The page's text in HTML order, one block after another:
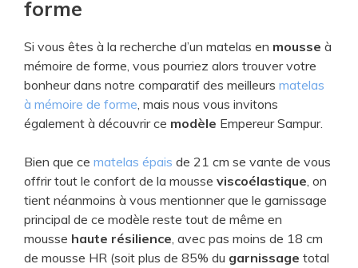
forme
Si vous êtes à la recherche d’un matelas en mousse à
mémoire de forme, vous pourriez alors trouver votre
bonheur dans notre comparatif des meilleurs matelas
à mémoire de forme, mais nous vous invitons
également à découvrir ce modèle Empereur Sampur.
Bien que ce matelas épais de 21 cm se vante de vous
offrir tout le confort de la mousse viscoélastique, on
tient néanmoins à vous mentionner que le garnissage
principal de ce modèle reste tout de même en
mousse haute résilience, avec pas moins de 18 cm
de mousse HR (soit plus de 85% du garnissage total